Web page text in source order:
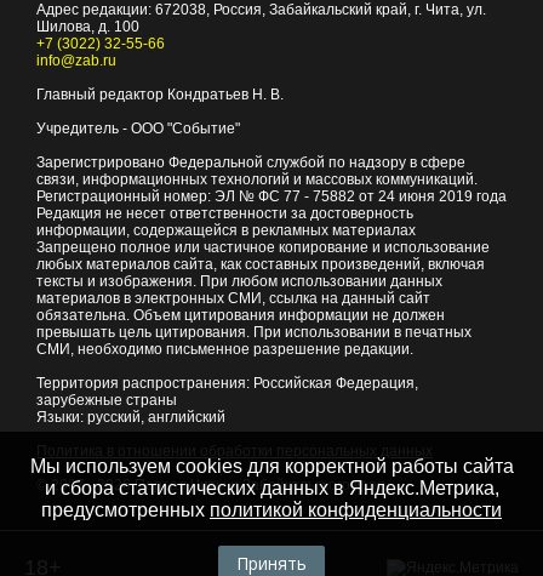
Адрес редакции: 672038, Россия, Забайкальский край, г. Чита, ул.
Шилова, д. 100
+7 (3022) 32-55-66
info@zab.ru
Главный редактор Кондратьев Н. В.
Учредитель - ООО "Событие"
Зарегистрировано Федеральной службой по надзору в сфере
связи, информационных технологий и массовых коммуникаций.
Регистрационный номер: ЭЛ № ФС 77 - 75882 от 24 июня 2019 года
Редакция не несет ответственности за достоверность
информации, содержащейся в рекламных материалах
Запрещено полное или частичное копирование и использование
любых материалов сайта, как составных произведений, включая
тексты и изображения. При любом использовании данных
материалов в электронных СМИ, ссылка на данный сайт
обязательна. Объем цитирования информации не должен
превышать цель цитирования. При использовании в печатных
СМИ, необходимо письменное разрешение редакции.
Территория распространения: Российская Федерация,
зарубежные страны
Языки: русский, английский
© 2007 - 2026Портал Читы и Забайкальского края
Мы используем cookies для корректной работы сайта
и сбора статистических данных в Яндекс.Метрика,
предусмотренных политикой конфиденциальности
Принять